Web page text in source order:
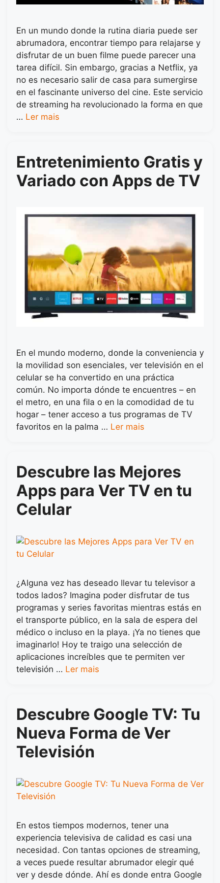
En un mundo donde la rutina diaria puede ser
abrumadora, encontrar tiempo para relajarse y
disfrutar de un buen filme puede parecer una
tarea difícil. Sin embargo, gracias a Netflix, ya
no es necesario salir de casa para sumergirse
en el fascinante universo del cine. Este servicio
de streaming ha revolucionado la forma en que
… Ler mais
Entretenimiento Gratis y
Variado con Apps de TV
En el mundo moderno, donde la conveniencia y
la movilidad son esenciales, ver televisión en el
celular se ha convertido en una práctica
común. No importa dónde te encuentres – en
el metro, en una fila o en la comodidad de tu
hogar – tener acceso a tus programas de TV
favoritos en la palma … Ler mais
Descubre las Mejores
Apps para Ver TV en tu
Celular
¿Alguna vez has deseado llevar tu televisor a
todos lados? Imagina poder disfrutar de tus
programas y series favoritas mientras estás en
el transporte público, en la sala de espera del
médico o incluso en la playa. ¡Ya no tienes que
imaginarlo! Hoy te traigo una selección de
aplicaciones increíbles que te permiten ver
televisión … Ler mais
Descubre Google TV: Tu
Nueva Forma de Ver
Televisión
En estos tiempos modernos, tener una
experiencia televisiva de calidad es casi una
necesidad. Con tantas opciones de streaming,
a veces puede resultar abrumador elegir qué
ver y desde dónde. Ahí es donde entra Google